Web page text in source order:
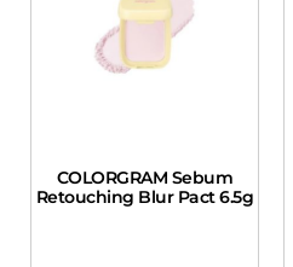
COLORGRAM Sebum
Retouching Blur Pact 6.5g